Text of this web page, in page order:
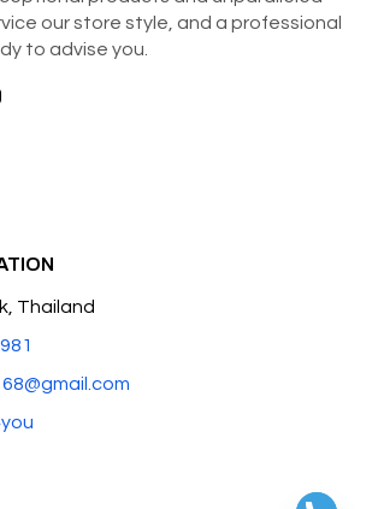
our store style, and a professional
to advise you.
Thailand